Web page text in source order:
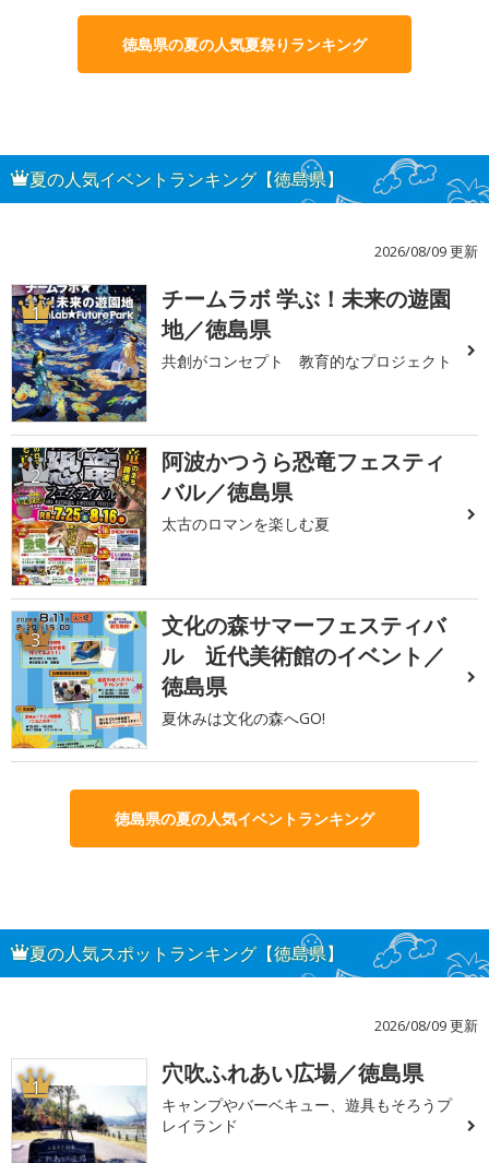
徳島県の夏の人気夏祭りランキング
夏の人気イベントランキング【徳島県】
2026/08/09 更新
1
チームラボ 学ぶ！未来の遊園
地／徳島県
共創がコンセプト 教育的なプロジェクト
2
阿波かつうら恐竜フェスティ
バル／徳島県
太古のロマンを楽しむ夏
3
文化の森サマーフェスティバ
ル 近代美術館のイベント／
徳島県
夏休みは文化の森へGO!
徳島県の夏の人気イベントランキング
夏の人気スポットランキング【徳島県】
2026/08/09 更新
1 穴吹ふれあい広場／徳島県
キャンプやバーベキュー、遊具もそろうプ
レイランド